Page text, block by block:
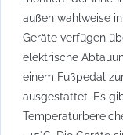
außen wahlweise
Geräte verfügen
elektrische
einem Fußpedal
ausgestattet. Es